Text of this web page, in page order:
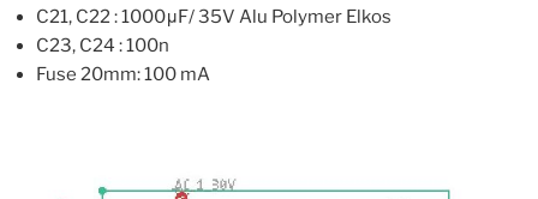
C21, C22 : 1000μF/ 35V Alu Polymer Elkos
C23, C24 : 100n
Fuse 20mm: 100 mA